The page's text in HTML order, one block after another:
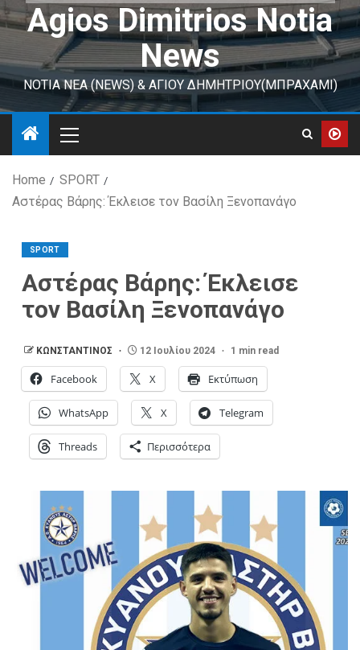
Agios Dimitrios Notia
News
ΝΟΤΙΑ ΝΕΑ (NEWS) & ΑΓΙΟΥ ΔΗΜΗΤΡΙΟΥ(ΜΠΡΑΧΑΜΙ)
Home
SPORT
Αστέρας Βάρης: Έκλεισε τον Βασίλη Ξενοπανάγο
SPORT
Αστέρας Βάρης: Έκλεισε
τον Βασίλη Ξενοπανάγο
ΚΩΝΣΤΑΝΤΙΝΟΣ 12 Ιουλίου 2024 1 min read
Facebook X Εκτύπωση
WhatsApp X Telegram
Threads Περισσότερα